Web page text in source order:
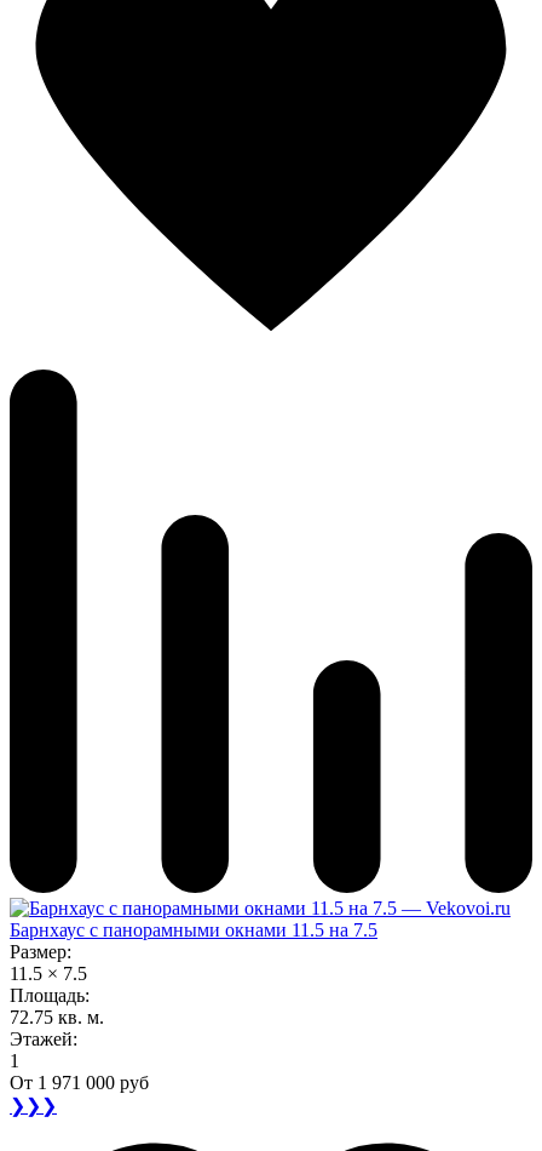
Барнхаус с панорамными окнами 11.5 на 7.5
Размер:
11.5 × 7.5
Площадь:
72.75 кв. м.
Этажей:
1
От 1 971 000 руб
❯❯❯